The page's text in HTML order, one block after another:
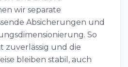
wir separate
Absicherungen und
So
zuverlässig und die
bleiben stabil, auch